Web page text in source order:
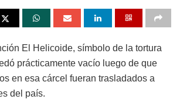
El Helicoide, símbolo de la tortura
prácticamente vacío luego de que
en esa cárcel fueran trasladados a
del país.